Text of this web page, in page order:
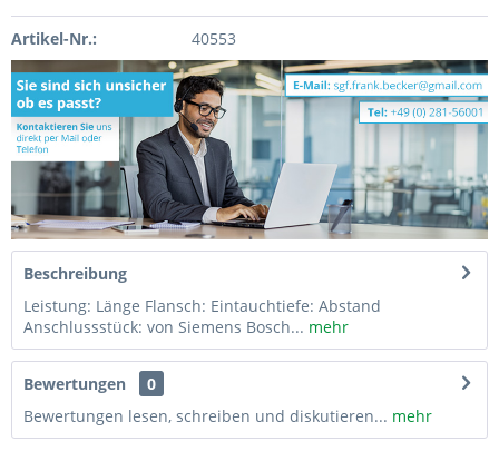
Artikel-Nr.: 40553
Beschreibung
Leistung: Länge Flansch: Eintauchtiefe: Abstand
Anschlussstück: von Siemens Bosch... mehr
Bewertungen
0
Bewertungen lesen, schreiben und diskutieren... mehr